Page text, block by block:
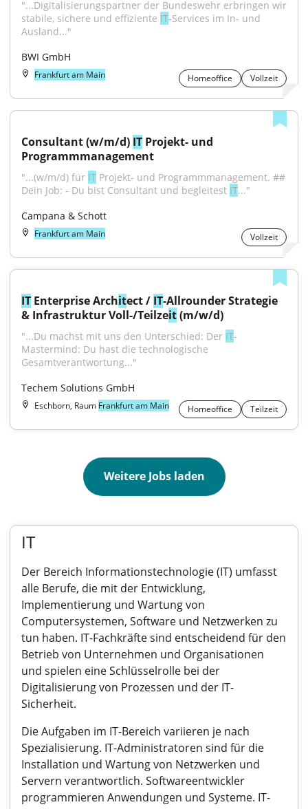
"...Digitalisierungspartner der Bundeswehr erbringen wir
stabile, sichere und effiziente IT-Services im In- und
Ausland..."
BWI GmbH
Frankfurt am Main Homeoffice Vollzeit
Consultant (w/m/d) IT Projekt- und
Programmmanagement
"...(w/m/d) für IT Projekt- und Programmmanagement. ##
Dein Job: - Du bist Consultant und begleitest IT..."
Campana & Schott
Frankfurt am Main Vollzeit
IT Enterprise Architect / IT-Allrounder Strategie
& Infrastruktur Voll-/Teilzeit (m/w/d)
"...Du machst mit uns den Unterschied: Der IT-
Mastermind: Du hast die technologische
Gesamtverantwortung..."
Techem Solutions GmbH
Eschborn, Raum Frankfurt am Main Homeoffice Teilzeit
Weitere Jobs laden
IT
Der Bereich Informationstechnologie (IT) umfasst
alle Berufe, die mit der Entwicklung,
Implementierung und Wartung von
Computersystemen, Software und Netzwerken zu
tun haben. IT-Fachkräfte sind entscheidend für den
Betrieb von Unternehmen und Organisationen
und spielen eine Schlüsselrolle bei der
Digitalisierung von Prozessen und der IT-
Sicherheit.
Die Aufgaben im IT-Bereich variieren je nach
Spezialisierung. IT-Administratoren sind für die
Installation und Wartung von Netzwerken und
Servern verantwortlich. Softwareentwickler
programmieren Anwendungen und Systeme. IT-